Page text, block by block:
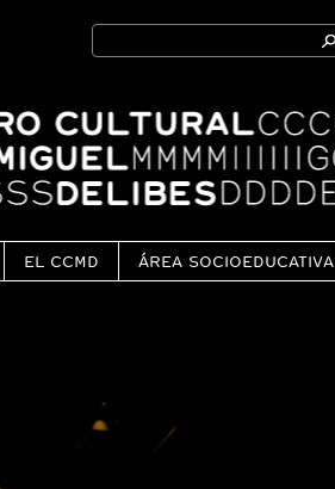
Search
for:
EL CCMD ÁREA SOCIOEDUCATIVA